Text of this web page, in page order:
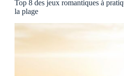
Top 8 des jeux romantiques à
la plage